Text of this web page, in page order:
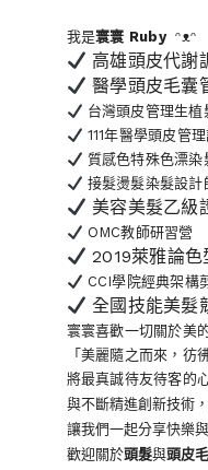
我是寰寰 Rubyᵔᴥᵔ
高雄頭皮代謝
醫學頭皮毛囊
台灣頭皮管理生植
111年醫學頭皮管
質感色特殊色漂染
接髮燙髮染髮設計
美容美髮乙級
OMC教師研習營
2019萊雅論色
CCI學院經典架構
全國技能美髮
寰寰喜歡一切關於美
「美麗隨之而來，彷
將最真誠待友待客的
與不斷精進創新技術
讓我們一起分享快樂
歡迎關於頭髮與頭皮